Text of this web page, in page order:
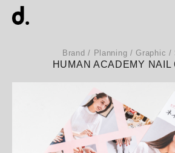
Brand / Planning / Graphic /
HUMAN ACADEMY NAIL